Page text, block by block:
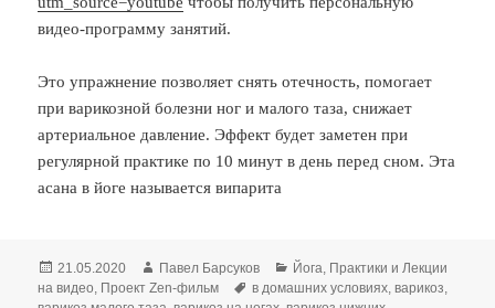
видео-программу занятий.
Это упражнение позволяет снять отечность, помогает
при варикозной болезни ног и малого таза, снижает
артериальное давление. Эффект будет заметен при
регулярной практике по 10 минут в день перед сном. Эта
асана в йоге называется випарита
Опубликовано
21.05.2020 Автор
Павел Барсуков Рубрики
Йога, Практики и Лекции
на видео, Проект Zen-фильм Метки
в домашних условиях,варикоз,